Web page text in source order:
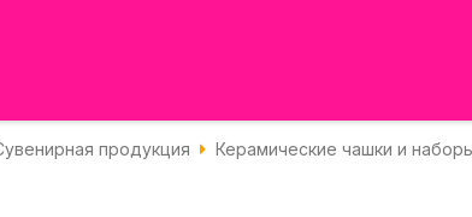
продукция Керамические чашки и